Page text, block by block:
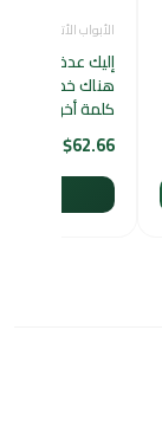
الأبواب الأتوماتيكية
إليك عدة صياغات
هناك خطأ في
كلمة أخرى
$62.66